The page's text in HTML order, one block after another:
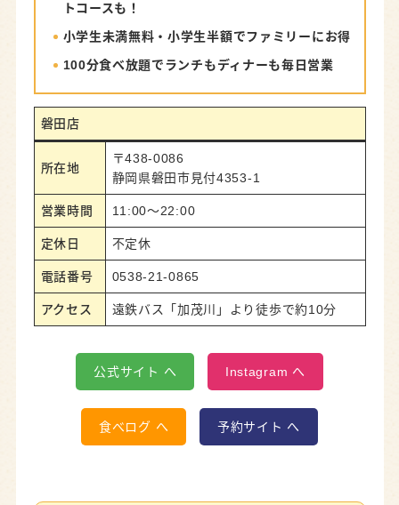
トコースも！
小学生未満無料・小学生半額でファミリーにお得
100分食べ放題でランチもディナーも毎日営業
磐田店
所在地
〒438-0086
静岡県磐田市見付4353-1
営業時間 11:00～22:00
定休日 不定休
電話番号 0538-21-0865
アクセス 遠鉄バス「加茂川」より徒歩で約10分
公式サイト へ Instagram へ
食べログ へ 予約サイト へ